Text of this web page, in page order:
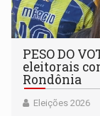
PESO DO
eleitorais
Rondônia
Eleições 2026